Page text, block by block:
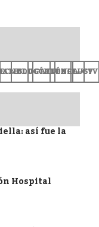
EDUCACIÓN
CULTURA+CV
así fue la
Hospital